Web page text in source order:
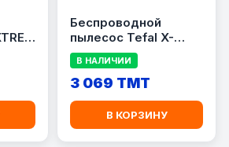
Беспроводной
пылесос Tefal X-
Nano Essential TY1131
В НАЛИЧИИ
3 069 TMT
В КОРЗИНУ